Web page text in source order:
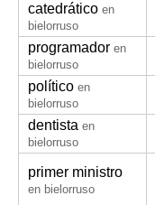
catedrático en
bielorruso
programador en
bielorruso
político en
bielorruso
dentista en
bielorruso
primer ministro
en bielorruso